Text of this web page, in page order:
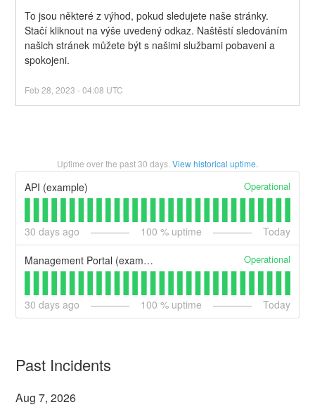
To jsou některé z výhod, pokud sledujete naše stránky.
Stačí kliknout na výše uvedený odkaz. Naštěstí sledováním
našich stránek můžete být s našimi službami pobaveni a
spokojeni.
Feb28 ,2023 -04:08 UTC
Uptime over the past30 days. View historical uptime.
API (example) Operational
30 days ago 100 % uptime Today
Management Portal (example) Operational
30 days ago 100 % uptime Today
Past Incidents
Aug7,2026